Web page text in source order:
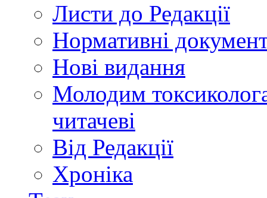
Листи до Редакції
Нормативні
Нові видання
Молодим
читачеві
Від Редакції
Хроніка